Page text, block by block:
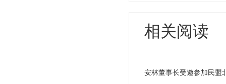
相关阅读
安林董事长受邀参加民盟